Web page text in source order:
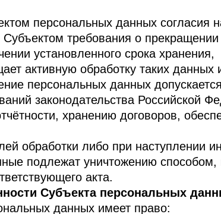
персональных данных согласия
требования о прекращении
установленного срока хранения,
активную обработку таких данных
персональных данных
законодательства Российской
хранению договоров,
обработки либо при наступлении
подлежат уничтожению
акта.
Субъекта персональных
данных имеет право: